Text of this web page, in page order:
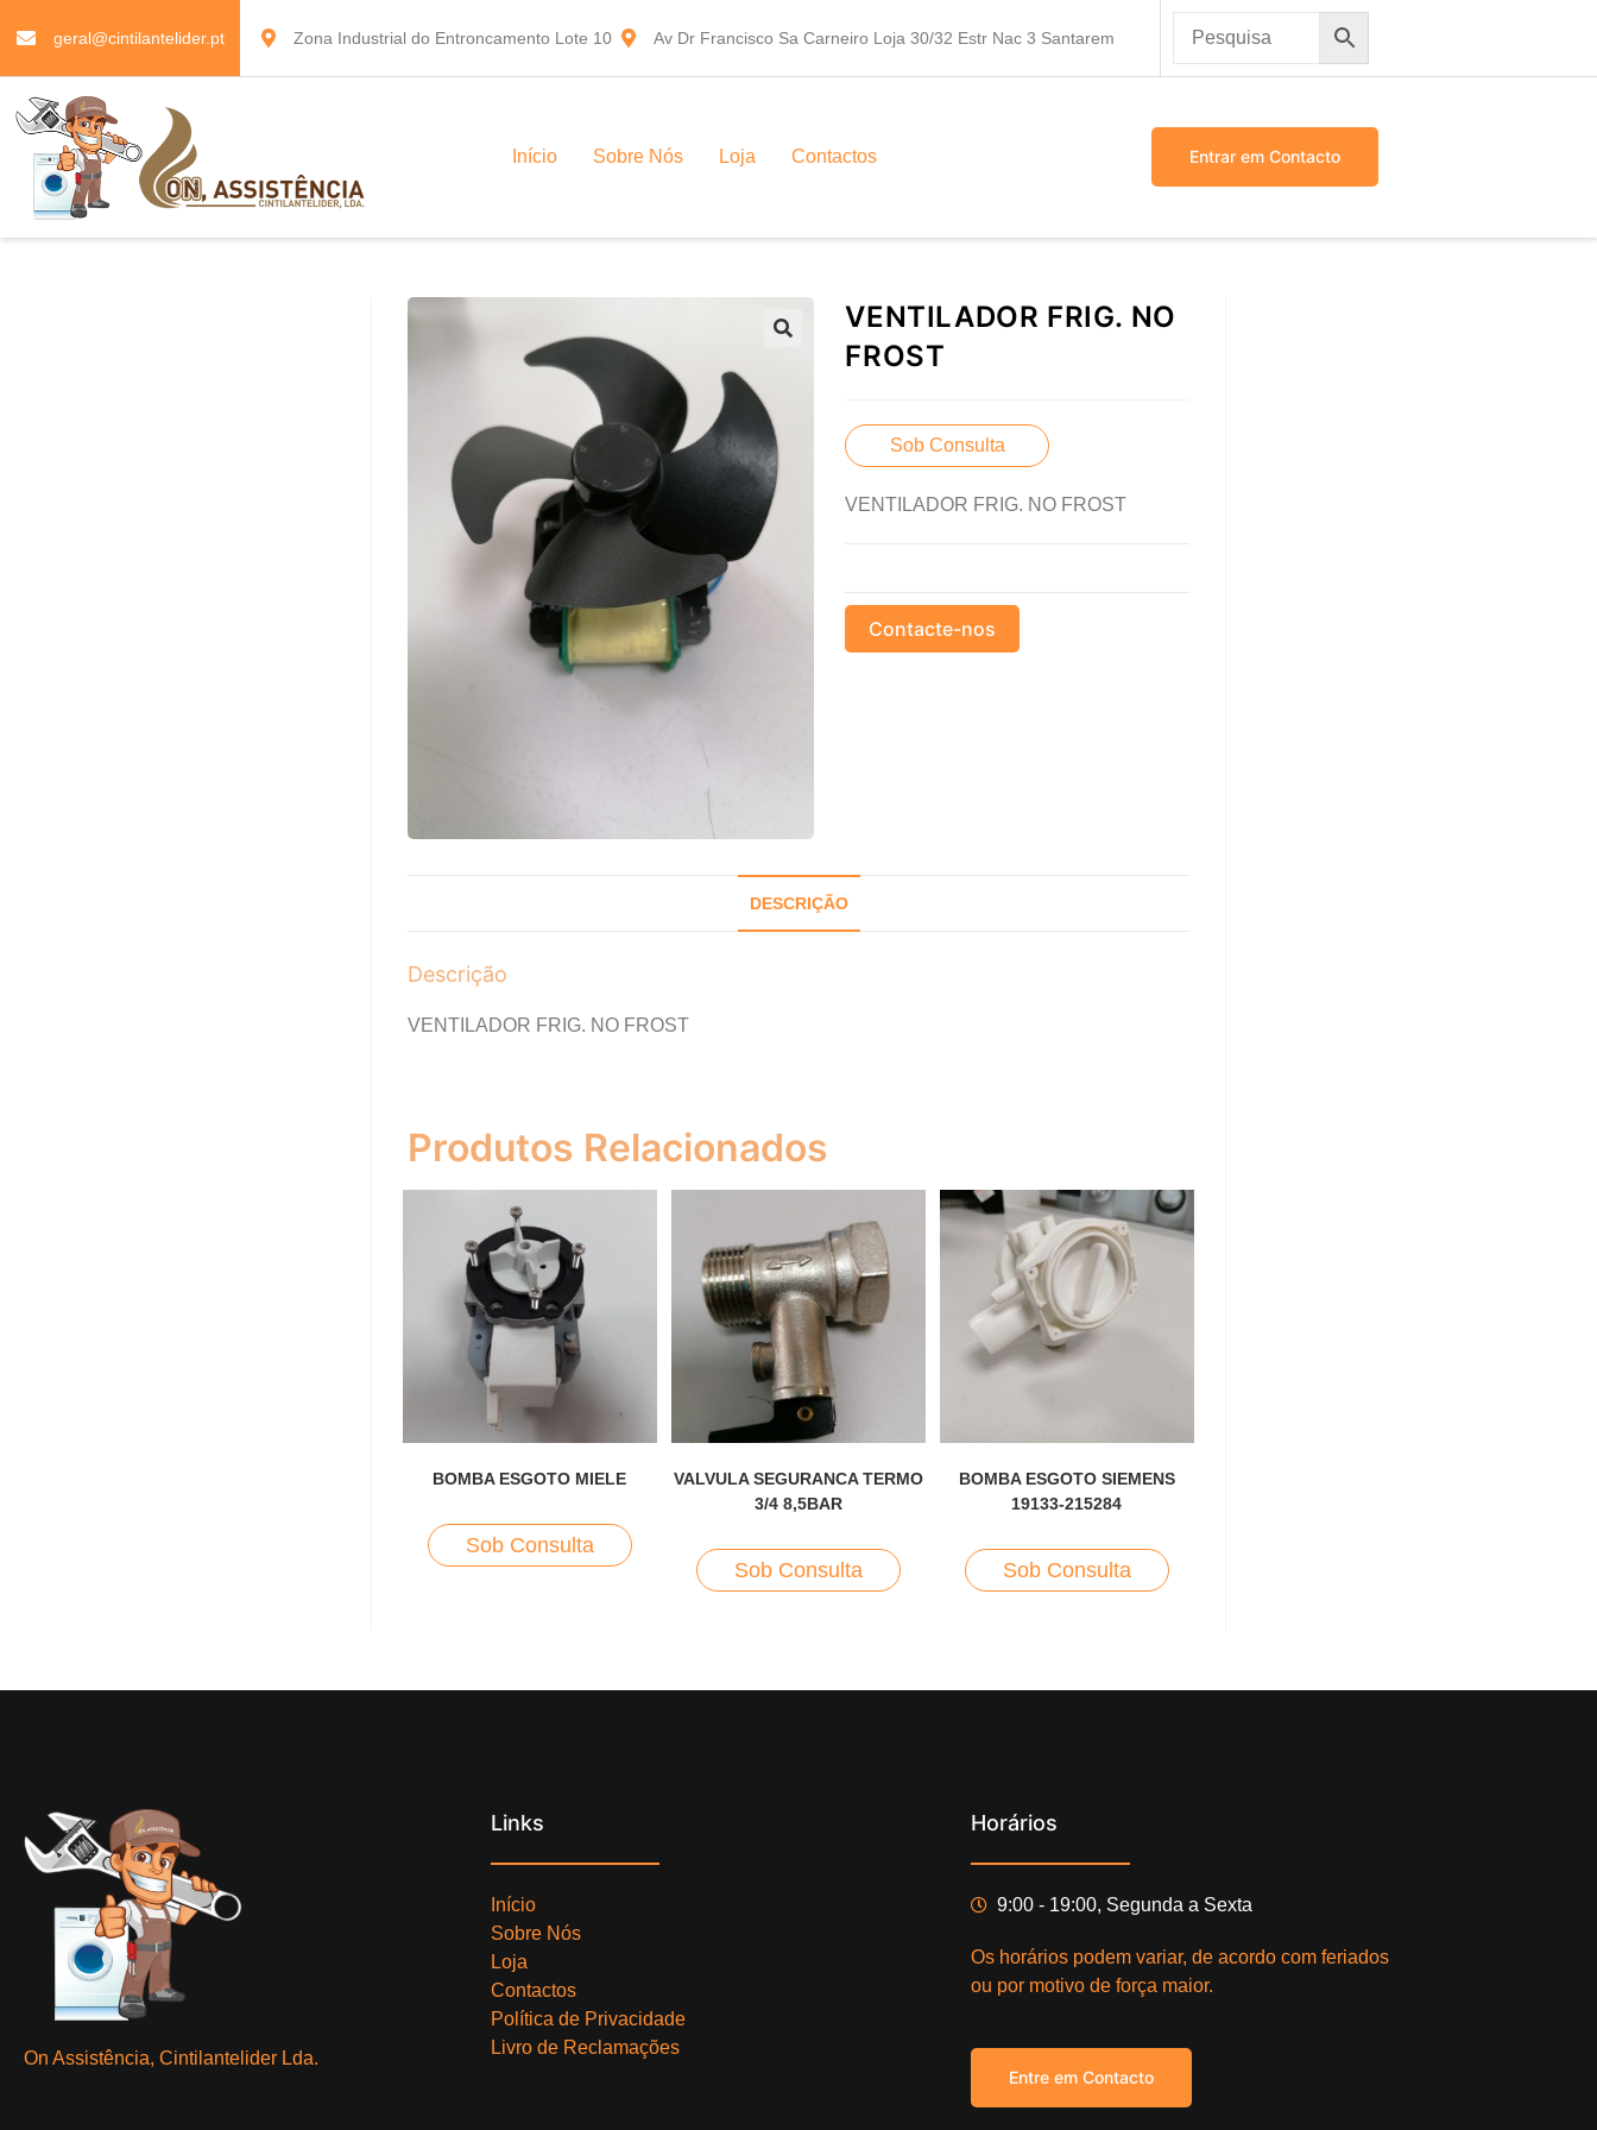
geral@cintilantelider.pt Zona Industrial do Entroncamento Lote 10 Av Dr Francisco Sa Carneiro Loja 30/32 Estr Nac 3 Santarem
Início Sobre Nós Loja Contactos Entrar em Contacto
VENTILADOR FRIG. NO
FROST
Sob Consulta
VENTILADOR FRIG. NO FROST
Contacte-nos
DESCRIÇÃO
Descrição
VENTILADOR FRIG. NO FROST
Produtos Relacionados
BOMBA ESGOTO MIELE
Sob Consulta
VALVULA SEGURANCA TERMO
3/4 8,5BAR
Sob Consulta
BOMBA ESGOTO SIEMENS
19133-215284
Sob Consulta
On Assistência, Cintilantelider Lda.
Links
Início
Sobre Nós
Loja
Contactos
Política de Privacidade
Livro de Reclamações
Horários
9:00 - 19:00, Segunda a Sexta
Os horários podem variar, de acordo com feriados
ou por motivo de força maior.
Entre em Contacto